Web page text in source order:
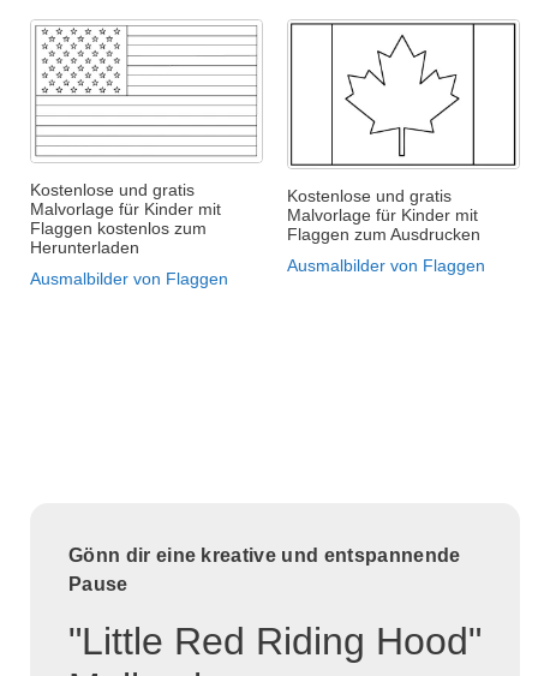
Kostenlose und gratis
Malvorlage für Kinder mit
Flaggen kostenlos zum
Herunterladen
Ausmalbilder von Flaggen
Kostenlose und gratis
Malvorlage für Kinder mit
Flaggen zum Ausdrucken
Ausmalbilder von Flaggen
Gönn dir eine kreative und entspannende
Pause
"Little Red Riding Hood"